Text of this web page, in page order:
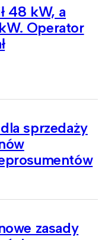
48 kW, a
Operator
sprzedaży
zasady